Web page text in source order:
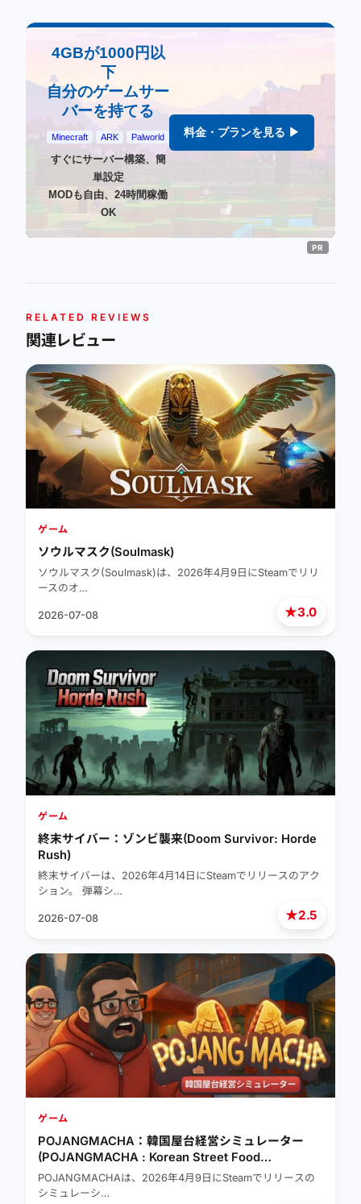
4GBが1000円以
下
自分のゲームサー
バーを持てる
Minecraft ARK Palworld
すぐにサーバー構築、簡
単設定
MODも自由、24時間稼働
OK
料金・プランを見る ▶
RELATED REVIEWS
関連レビュー
★3.0
ゲーム
ソウルマスク(Soulmask)
ソウルマスク(Soulmask)は、2026年4月9日にSteamでリリ
ースのオ…
2026-07-08
★2.5
ゲーム
終末サイバー：ゾンビ襲来(Doom Survivor: Horde
Rush)
終末サイバーは、2026年4月14日にSteamでリリースのアク
ション。 弾幕シ…
2026-07-08
ゲーム
POJANGMACHA：韓国屋台経営シミュレーター
(POJANGMACHA : Korean Street Food
Management Simulator)
POJANGMACHAは、2026年4月9日にSteamでリリースの
シミュレーシ…